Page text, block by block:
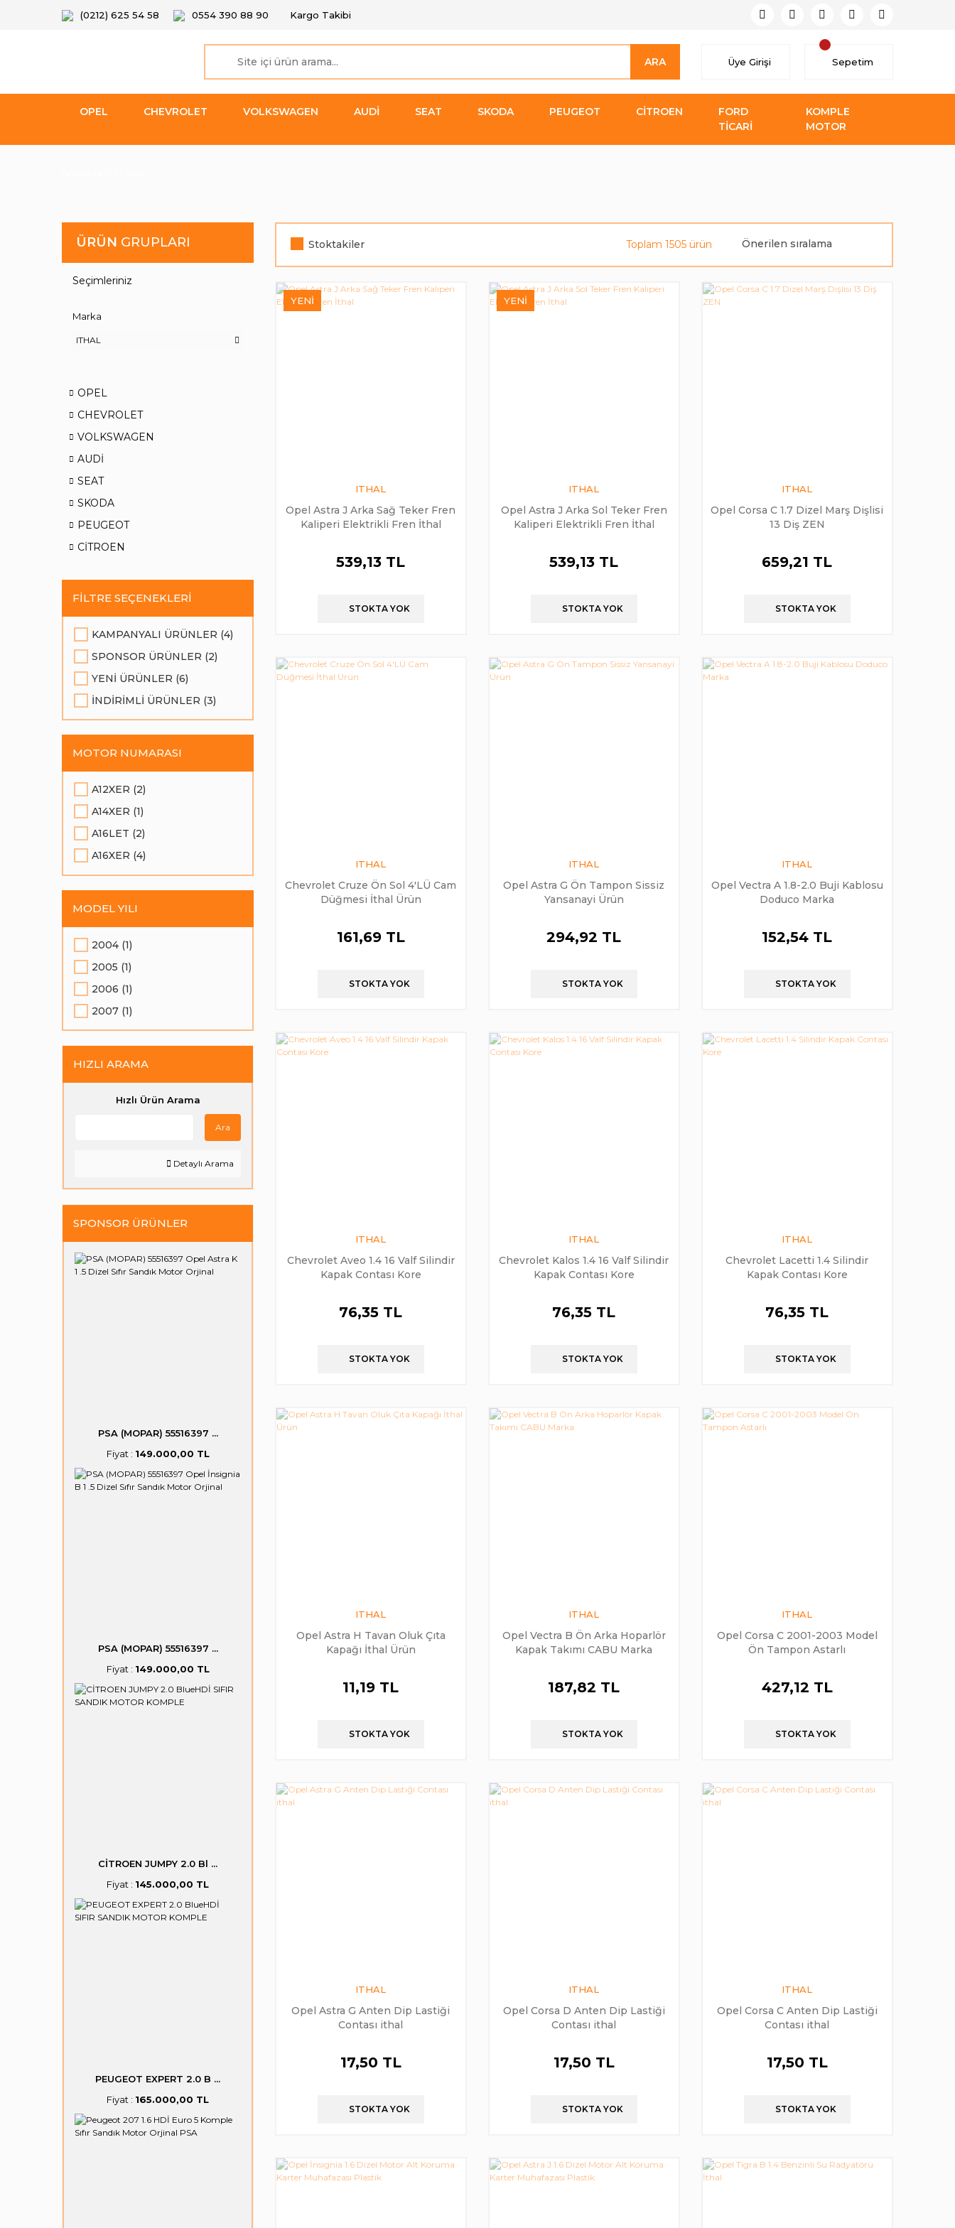
(0212) 625 54 58 0554 390 88 90 Kargo Takibi
ARA Üye Girişi Sepetim
OPEL CHEVROLET VOLKSWAGEN AUDİ SEAT SKODA PEUGEOT CİTROEN
FORD
TİCARİ
KOMPLE
MOTOR
ÜRÜN GRUPLARI
Seçimleriniz
Marka
ITHAL
OPEL
CHEVROLET
VOLKSWAGEN
AUDİ
SEAT
SKODA
PEUGEOT
CİTROEN
FILTRE SEÇENEKLERI
KAMPANYALI ÜRÜNLER (4)
SPONSOR ÜRÜNLER (2)
YENI ÜRÜNLER (6)
İNDIRIMLI ÜRÜNLER (3)
MOTOR NUMARASI
A12XER (2)
A14XER (1)
A16LET (2)
A16XER (4)
Z16XER (1)
MODEL YILI
2004 (1)
2005 (1)
2006 (1)
2007 (1)
HIZLI ARAMA
Hızlı Ürün Arama
Ara
Detaylı Arama
SPONSOR ÜRÜNLER
PSA (MOPAR) 55516397 ...
Fiyat : 149.000,00 TL
PSA (MOPAR) 55516397 ...
Fiyat : 149.000,00 TL
CİTROEN JUMPY 2.0 Bl ...
Fiyat : 145.000,00 TL
PEUGEOT EXPERT 2.0 B ...
Fiyat : 165.000,00 TL
Stoktakiler Toplam 1505 ürün
YENI
ITHAL
Opel Astra J Arka Sağ Teker Fren
Kaliperi Elektrikli Fren İthal
539,13 TL
STOKTA YOK
YENI
ITHAL
Opel Astra J Arka Sol Teker Fren
Kaliperi Elektrikli Fren İthal
539,13 TL
STOKTA YOK
ITHAL
Opel Corsa C 1.7 Dizel Marş Dişlisi
13 Diş ZEN
659,21 TL
STOKTA YOK
ITHAL
Chevrolet Cruze Ön Sol 4'LÜ Cam
Düğmesi İthal Ürün
161,69 TL
STOKTA YOK
ITHAL
Opel Astra G Ön Tampon Sissiz
Yansanayi Ürün
294,92 TL
STOKTA YOK
ITHAL
Opel Vectra A 1.8-2.0 Buji Kablosu
Doduco Marka
152,54 TL
STOKTA YOK
ITHAL
Chevrolet Aveo 1.4 16 Valf Silindir
Kapak Contası Kore
76,35 TL
STOKTA YOK
ITHAL
Chevrolet Kalos 1.4 16 Valf Silindir
Kapak Contası Kore
76,35 TL
STOKTA YOK
ITHAL
Chevrolet Lacetti 1.4 Silindir
Kapak Contası Kore
76,35 TL
STOKTA YOK
ITHAL
Opel Astra H Tavan Oluk Çıta
Kapağı İthal Ürün
11,19 TL
STOKTA YOK
ITHAL
Opel Vectra B Ön Arka Hoparlör
Kapak Takımı CABU Marka
187,82 TL
STOKTA YOK
ITHAL
Opel Corsa C 2001-2003 Model
Ön Tampon Astarlı
427,12 TL
STOKTA YOK
ITHAL
Opel Astra G Anten Dip Lastiği
Contası ithal
17,50 TL
STOKTA YOK
ITHAL
Opel Corsa D Anten Dip Lastiği
Contası ithal
17,50 TL
STOKTA YOK
ITHAL
Opel Corsa C Anten Dip Lastiği
Contası ithal
17,50 TL
STOKTA YOK